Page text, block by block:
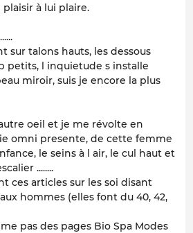
à lui plaire.
sur talons hauts, les dessous
petits, l inquietude s installe
miroir, suis je encore la plus
oeil et je me révolte en
omni presente, de cette femme
le seins à l air, le cul haut et
........
ces articles sur les soi disant
hommes (elles font du 40, 42,
pas des pages Bio Spa Modes